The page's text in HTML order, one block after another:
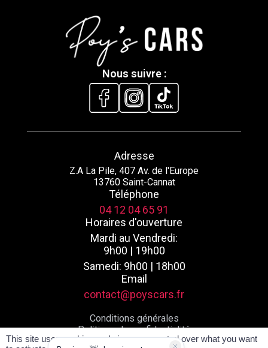
Nous suivre :
Adresse
Z.A La Pile, 407 Av. de l'Europe
13760 Saint-Cannat
Téléphone
04 12 04 65 91
Horaires d'ouverture
Mardi au Vendredi:
9h00 | 19h00
Samedi: 9h00 | 18h00
Email
contact@poyscars.fr
Conditions générales
Politique de confidentialité
Mentions légales
This site uses cookies and gives you control over what you want